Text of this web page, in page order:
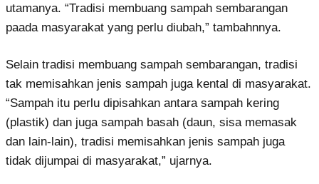
utamanya. “Tradisi membuang sampah sembarangan
paada masyarakat yang perlu diubah,” tambahnnya.
Selain tradisi membuang sampah sembarangan, tradisi
tak memisahkan jenis sampah juga kental di masyarakat.
“Sampah itu perlu dipisahkan antara sampah kering
(plastik) dan juga sampah basah (daun, sisa memasak
dan lain-lain), tradisi memisahkan jenis sampah juga
tidak dijumpai di masyarakat,” ujarnya.